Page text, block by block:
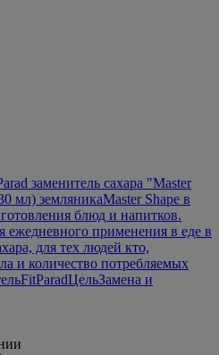
заменитель сахара "Master
мл) земляникаMaster Shape в
блюд и напитков.
ежедневного применения в еде в
для тех людей кто,
и количество потребляемых
FitParadЦельЗамена и